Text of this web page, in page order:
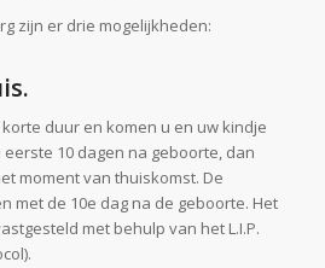
zijn er drie mogelijkheden:
duur en komen u en uw kindje
10 dagen na geboorte, dan
moment van thuiskomst. De
met de 10e dag na de geboorte. Het
met behulp van het L.I.P.